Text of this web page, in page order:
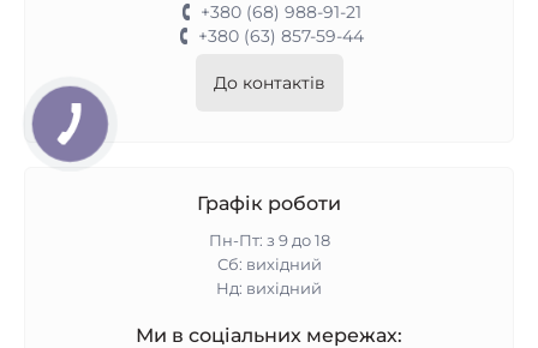
+380 (68) 988-91-21
+380 (63) 857-59-44
До контактів
Графік роботи
Пн-Пт: з 9 до 18
Сб: вихідний
Нд: вихідний
Ми в соціальних мережах: